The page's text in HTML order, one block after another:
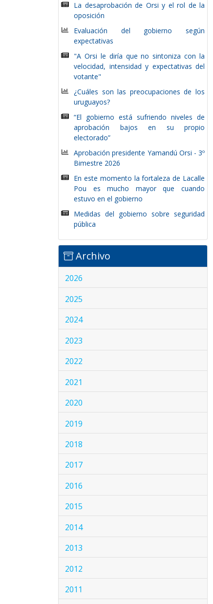
La desaprobación de Orsi y el rol de la
oposición
Evaluación del gobierno según
expectativas
"A Orsi le diría que no sintoniza con la
velocidad, intensidad y expectativas del
votante"
¿Cuáles son las preocupaciones de los
uruguayos?
“El gobierno está sufriendo niveles de
aprobación bajos en su propio
electorado”
Aprobación presidente Yamandú Orsi - 3º
Bimestre 2026
En este momento la fortaleza de Lacalle
Pou es mucho mayor que cuando
estuvo en el gobierno
Medidas del gobierno sobre seguridad
pública
Archivo
2026
2025
2024
2023
2022
2021
2020
2019
2018
2017
2016
2015
2014
2013
2012
2011